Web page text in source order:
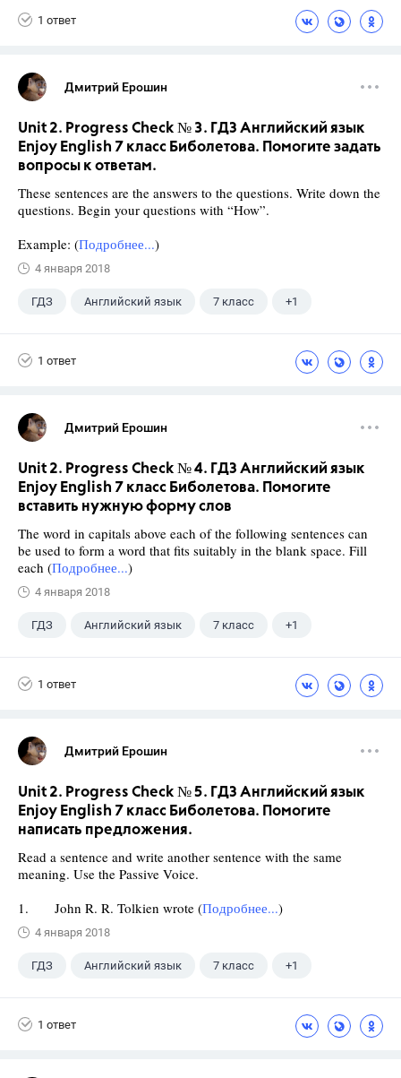
1 ответ
Дмитрий Ерошин
Unit 2. Progress Check № 3. ГДЗ Английский язык
Enjoy English 7 класс Биболетова. Помогите задать
вопросы к ответам.
These sentences are the answers to the questions. Write down the
questions. Begin your questions with “How”.
Example: (Подробнее...)
4 января 2018
ГДЗ Английский язык 7 класс +1
1 ответ
Дмитрий Ерошин
Unit 2. Progress Check № 4. ГДЗ Английский язык
Enjoy English 7 класс Биболетова. Помогите
вставить нужную форму слов
The word in capitals above each of the following sentences can
be used to form a word that fits suitably in the blank space. Fill
each (Подробнее...)
4 января 2018
ГДЗ Английский язык 7 класс +1
1 ответ
Дмитрий Ерошин
Unit 2. Progress Check № 5. ГДЗ Английский язык
Enjoy English 7 класс Биболетова. Помогите
написать предложения.
Read a sentence and write another sentence with the same
meaning. Use the Passive Voice.
1. John R. R. Tolkien wrote (Подробнее...)
4 января 2018
ГДЗ Английский язык 7 класс +1
1 ответ